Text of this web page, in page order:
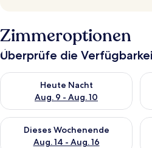
Zimmeroptionen
Überprüfe die
Heute Nacht
Aug. 9 - Aug. 10
Überprüfe die Verfügbarkeit für
Dieses Wochenende
Aug. 14 - Aug. 16
Überprüfe die Verfügbarkeit für